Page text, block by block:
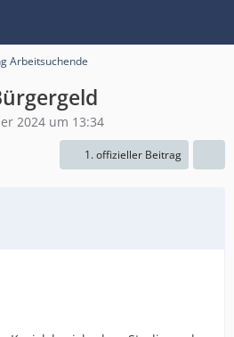
Arbeitsuchende
2024 um 13:34
1. offizieller Beitrag